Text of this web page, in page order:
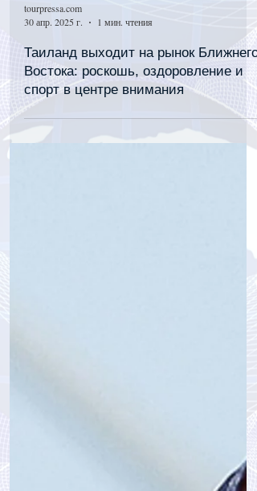
tourpressa.com
30 апр. 2025 г.
1 мин. чтения
Таиланд выходит на рынок Ближнего
Востока: роскошь, оздоровление и